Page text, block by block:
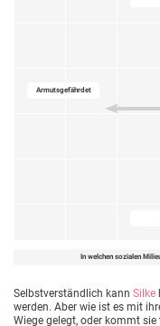
Armutsgefährdet
In welchen sozialen
Selbstverständlich kann Silke
werden. Aber wie ist es mit
Wiege gelegt, oder kommt